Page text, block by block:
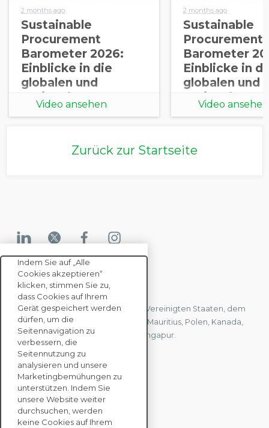
2 months ago
Sustainable
Procurement
Barometer 2026:
Einblicke in die
globalen und
regionalen
Erkenntnisse
Video ansehen
2 months ago
Sustainable
Procurement
Barometer
Einblicke in
globalen und
regionalen
Erkenntnisse
Video ansehen
Zurück zur Startseite
KONTAKTIEREN SIE UNS
Wir haben Büros in Frankreich, den Vereinigten Staaten, dem
Vereinigten Königreich, Hongkong, Mauritius, Polen, Kanada,
Deutschland, Japan, Spanien und Singapur.
KONTAKTIEREN SIE
UNS
UNTERNEHMENS
Indem Sie auf „Alle
Cookies akzeptieren“
klicken, stimmen Sie zu,
dass Cookies auf Ihrem
Gerät gespeichert werden
dürfen, um die
Seitennavigation zu
verbessern, die
Seitennutzung zu
analysieren und unsere
Marketingbemühungen zu
unterstützen. Indem Sie
unsere Website weiter
durchsuchen, werden
keine Cookies auf Ihrem